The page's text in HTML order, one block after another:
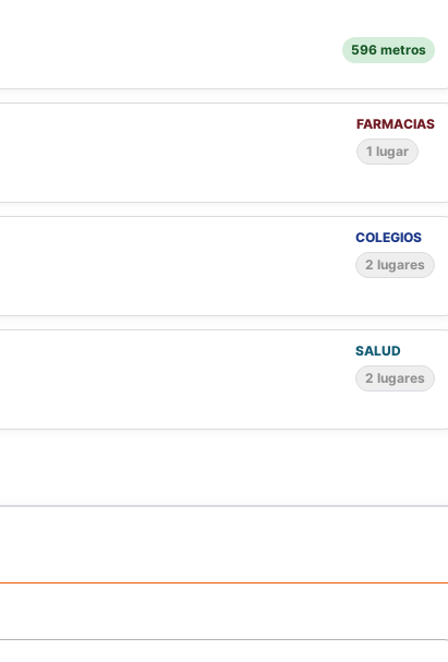
596 metros
FARMACIAS
1 lugar
COLEGIOS
2 lugares
SALUD
2 lugares